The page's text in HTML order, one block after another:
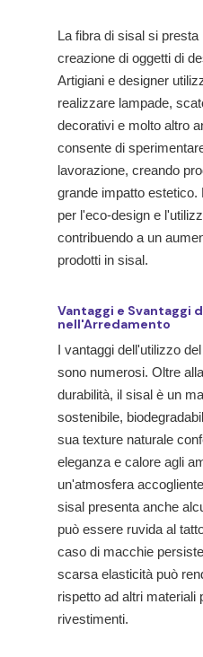
La fibra di sisal si presta
creazione di oggetti di
Artigiani e designer
realizzare lampade,
decorativi e molto altro
consente di
lavorazione, creando
grande impatto
per l'eco-design e
contribuendo a un
prodotti in sisal.
Vantaggi e Svantaggi
nell'Arredamento
I vantaggi dell'utilizzo
sono numerosi. Oltre
durabilità, il sisal è un
sostenibile,
sua texture naturale
eleganza e calore agli
un'atmosfera
sisal presenta anche
può essere ruvida al
caso di macchie
scarsa elasticità può
rispetto ad altri materiali
rivestimenti.